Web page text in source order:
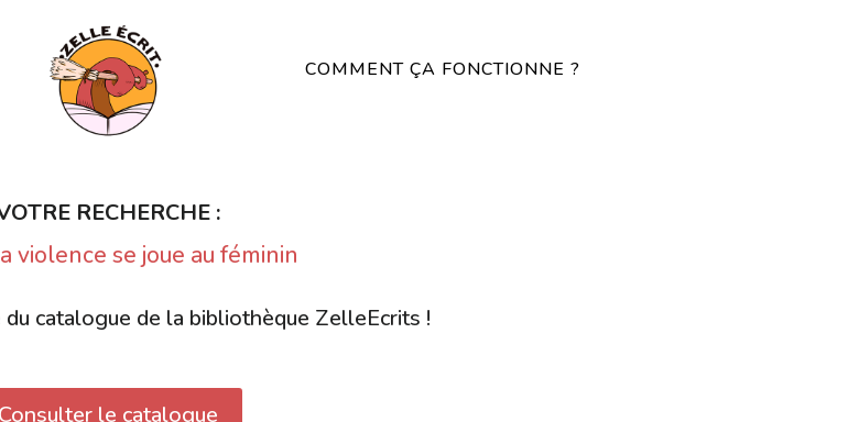
COMMENT ÇA FONCTIONNE ?
RECHERCHE :
violence se joue au féminin
catalogue de la bibliothèque ZelleEcrits !
Consulter le catalogue